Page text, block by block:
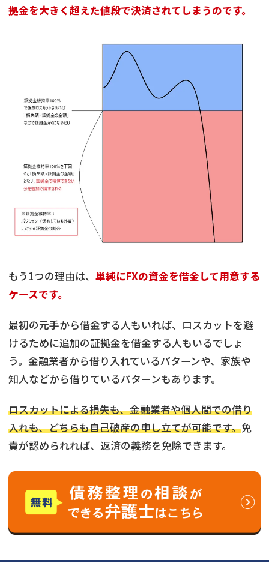
拠金を大きく超えた値段で決済されてしまうのです。
もう1つの理由は、 単純にFXの資金を借金して用意する
ケースです。
最初の元手から借金する人もいれば、ロスカットを避
けるために追加の証拠金を借金する人もいるでしょ
う。金融業者から借り入れているパターンや、家族や
知人などから借りているパターンもあります。
ロスカットによる損失も、金融業者や個人間での借り
入れも、どちらも自己破産の申し立てが可能です。免
責が認められれば、返済の義務を免除できます。